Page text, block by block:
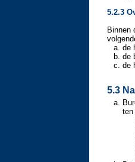
5.2.3
Binnen
de
de
de
5.3
ten